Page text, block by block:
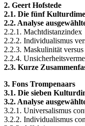
2. Geert Hofstede
2.1. Die fünf
2.2. Analyse
2.2.1. Machtdistanzindex
2.2.2. Individualismus
2.2.3. Maskulinität
2.2.4.
2.3. Kurze
3. Fons Trompenaars
3.1. Die sieben
3.2. Analyse
3.2.1. Universalismus
3.2.2. Individualismus